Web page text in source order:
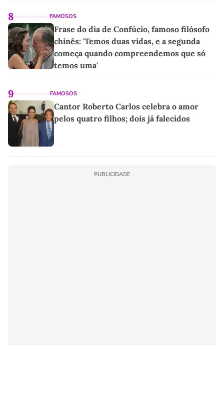
8 FAMOSOS
Frase do dia de Confúcio, famoso filósofo
chinês: 'Temos duas vidas, e a segunda
começa quando compreendemos que só
temos uma'
9 FAMOSOS
Cantor Roberto Carlos celebra o amor
pelos quatro filhos; dois já falecidos
PUBLICIDADE